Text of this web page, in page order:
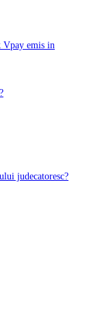
Vpay emis in
judecatoresc?